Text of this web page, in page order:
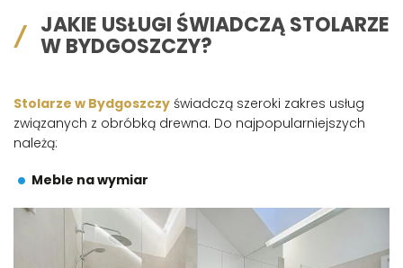
JAKIE USŁUGI ŚWIADCZĄ STOLARZE
W BYDGOSZCZY?
Stolarze w Bydgoszczy świadczą szeroki zakres usług
związanych z obróbką drewna. Do najpopularniejszych
należą:
Meble na wymiar